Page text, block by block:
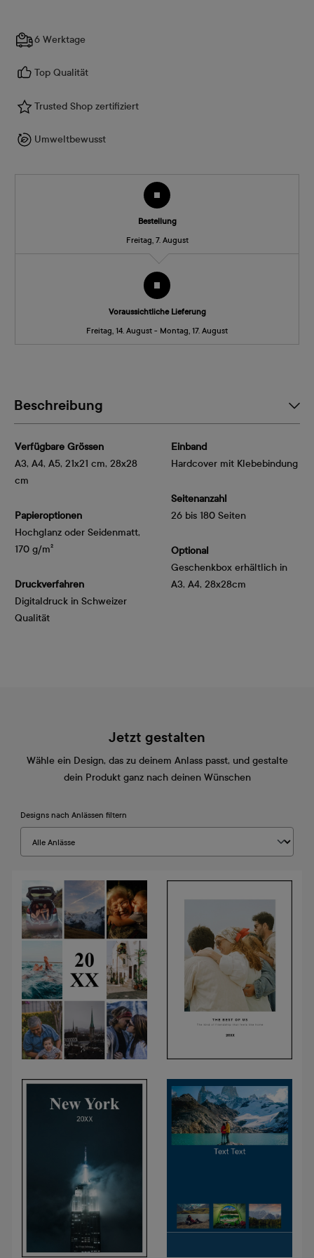
6 Werktage
Top Qualität
Trusted Shop zertifiziert
Umweltbewusst
Bestellung
Freitag, 7. August
Voraussichtliche Lieferung
Freitag, 14. August - Montag, 17. August
Beschreibung
Verfügbare Grössen
A3, A4, A5, 21x21 cm, 28x28
cm
Papieroptionen
Hochglanz oder Seidenmatt,
170 g/m²
Druckverfahren
Digitaldruck in Schweizer
Qualität
Einband
Hardcover mit Klebebindung
Seitenanzahl
26 bis 180 Seiten
Optional
Geschenkbox erhältlich in
A3, A4, 28x28cm
Jetzt gestalten
Wähle ein Design, das zu deinem Anlass passt, und gestalte
dein Produkt ganz nach deinen Wünschen
Designs nach Anlässen filtern